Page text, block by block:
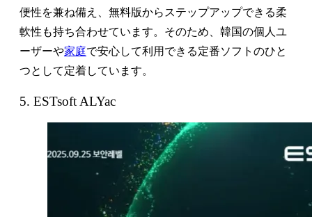
便性を兼ね備え、無料版からステップアップできる柔
軟性も持ち合わせています。そのため、韓国の個人ユ
ーザーや家庭で安心して利用できる定番ソフトのひと
つとして定着しています。
5. ESTsoft ALYac